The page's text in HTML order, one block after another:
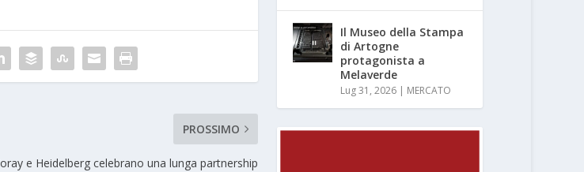
PROSSIMO
e Heidelberg celebrano una lunga partnership
Il Museo della Stampa
di Artogne
protagonista a
Melaverde
Lug 31, 2026 | MERCATO